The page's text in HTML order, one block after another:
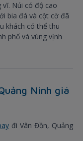
vĩ. Núi có độ cao
bia đá và cột cờ đã
khách có thể thu
phố và vùng vịnh
Ninh giá
đi Vân Đồn, Quảng